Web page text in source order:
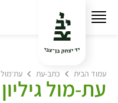
עמוד הבית כתב-עת עת־מול
עת-מול גיליון 252